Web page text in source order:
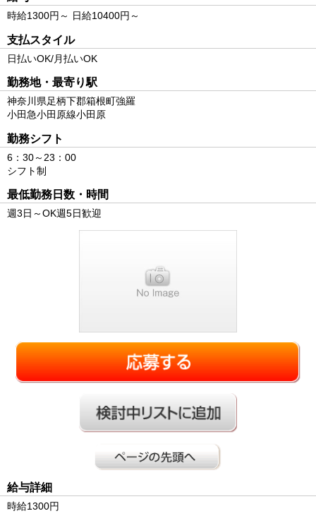
時給1300円～ 日給10400円～
支払スタイル
日払いOK/月払いOK
勤務地・最寄り駅
神奈川県足柄下郡箱根町強羅
小田急小田原線小田原
勤務シフト
6：30～23：00
シフト制
最低勤務日数・時間
週3日～OK週5日歓迎
給与詳細
時給1300円